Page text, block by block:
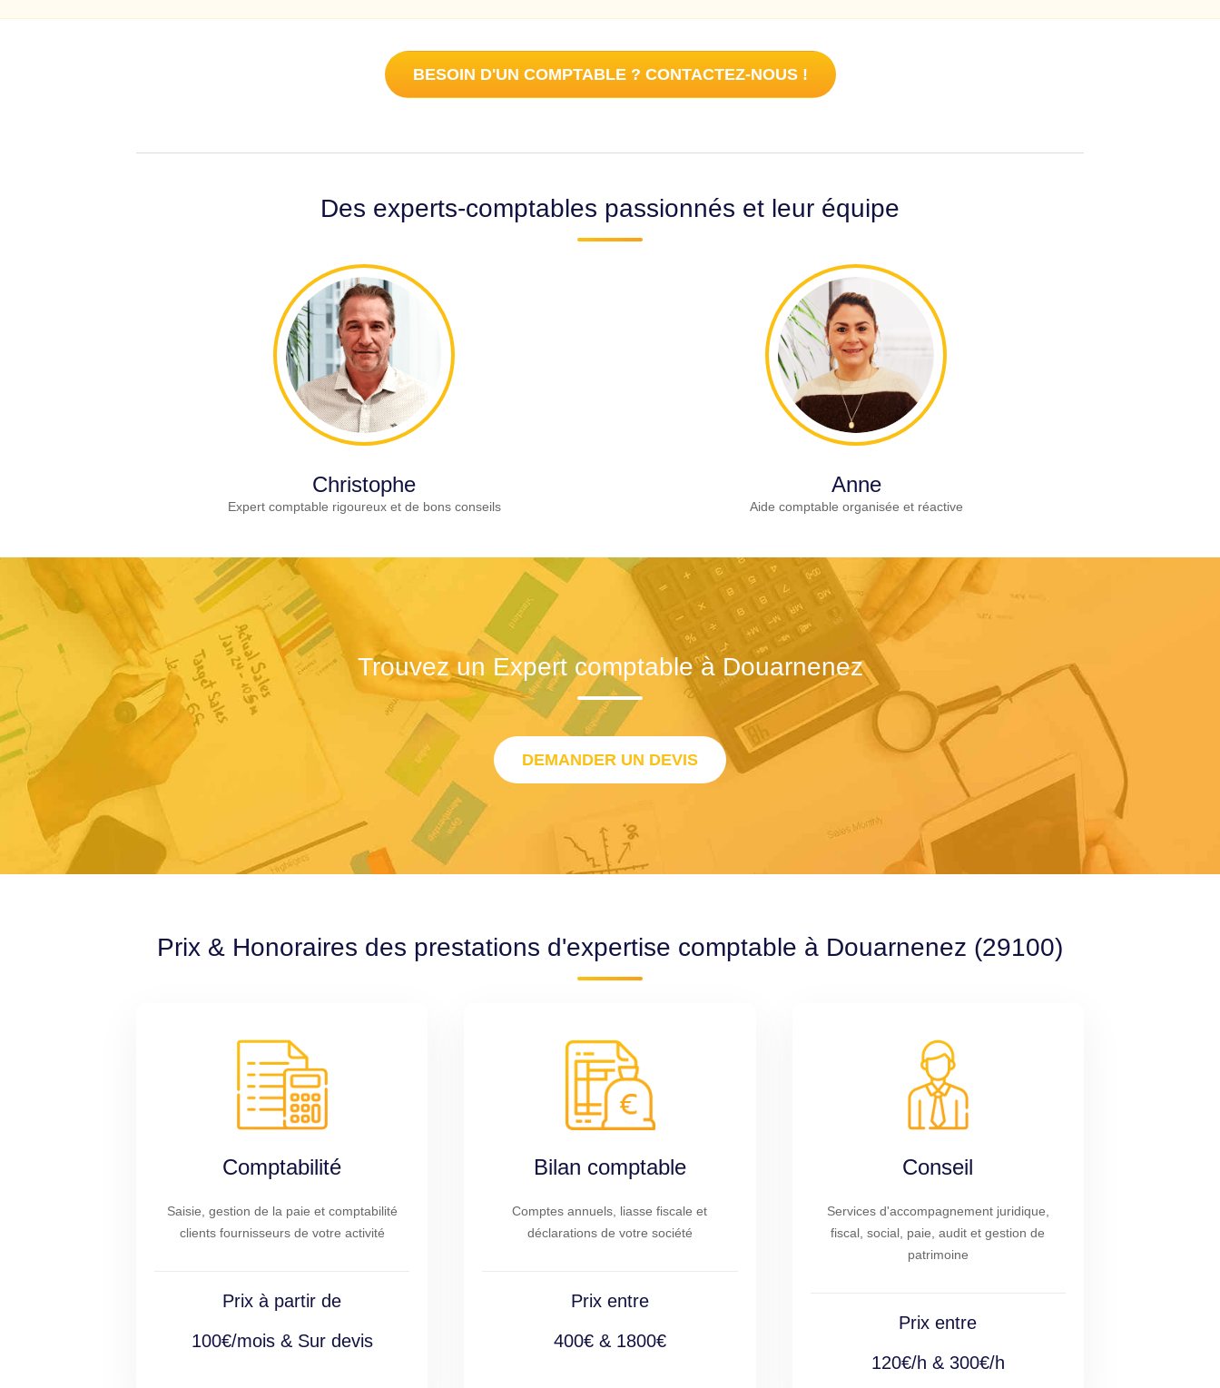
BESOIN D'UN COMPTABLE ? CONTACTEZ-NOUS !
Des experts-comptables passionnés et leur équipe
Christophe
Expert comptable rigoureux et de bons conseils
Anne
Aide comptable organisée et réactive
Trouvez un Expert comptable à Douarnenez
DEMANDER UN DEVIS
Prix & Honoraires des prestations d'expertise comptable à Douarnenez (29100)
Comptabilité
Saisie, gestion de la paie et comptabilité
clients fournisseurs de votre activité
Prix à partir de
100€/mois & Sur devis
Bilan comptable
Comptes annuels, liasse fiscale et
déclarations de votre société
Prix entre
400€ & 1800€
Conseil
Services d'accompagnement juridique,
fiscal, social, paie, audit et gestion de
patrimoine
Prix entre
120€/h & 300€/h